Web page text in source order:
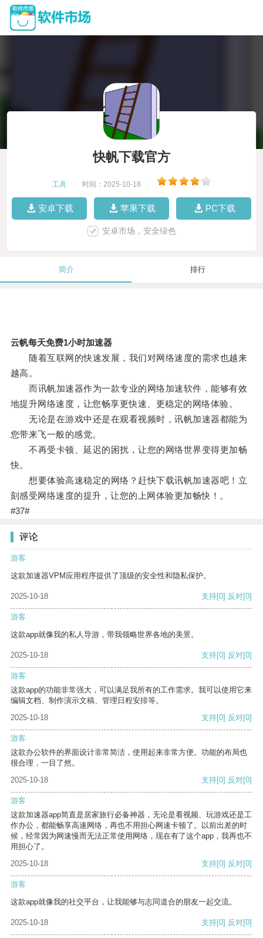
快帆下载官方
工具 时间：2025-10-18
安卓下载 苹果下载 PC下载
安卓市场，安全绿色
简介 排行
云帆每天免费1小时加速器
随着互联网的快速发展，我们对网络速度的需求也越来
越高。
而讯帆加速器作为一款专业的网络加速软件，能够有效
地提升网络速度，让您畅享更快速、更稳定的网络体验。
无论是在游戏中还是在观看视频时，讯帆加速器都能为
您带来飞一般的感觉。
不再受卡顿、延迟的困扰，让您的网络世界变得更加畅
快。
想要体验高速稳定的网络？赶快下载讯帆加速器吧！立
刻感受网络速度的提升，让您的上网体验更加畅快！。
#37#
评论
游客
这款加速器VPM应用程序提供了顶级的安全性和隐私保护。
2025-10-18 支持[0] 反对[0]
游客
这款app就像我的私人导游，带我领略世界各地的美景。
2025-10-18 支持[0] 反对[0]
游客
这款app的功能非常强大，可以满足我所有的工作需求。我可以使用它来
编辑文档、制作演示文稿、管理日程安排等。
2025-10-18
支持[0] 反对[0]
游客
这款办公软件的界面设计非常简洁，使用起来非常方便。功能的布局也
很合理，一目了然。
2025-10-18
支持[0] 反对[0]
游客
这款加速器app简直是居家旅行必备神器，无论是看视频、玩游戏还是工
作办公，都能畅享高速网络，再也不用担心网速卡顿了。以前出差的时
候，经常因为网速慢而无法正常使用网络，现在有了这个app，我再也不
用担心了。
2025-10-18
支持[0] 反对[0]
游客
这款app就像我的社交平台，让我能够与志同道合的朋友一起交流。
2025-10-18 支持[0] 反对[0]